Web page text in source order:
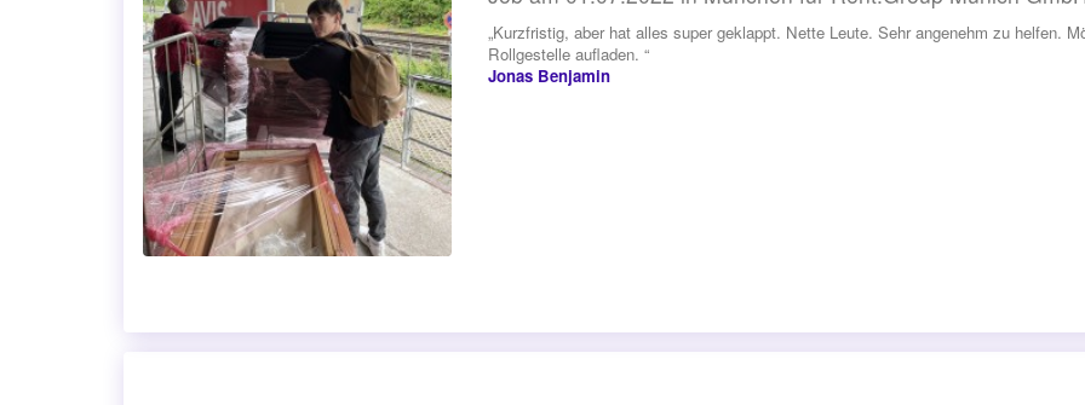
„Kurzfristig, aber hat alles super geklappt. Nette Leute. Sehr angenehm zu helfen.
Rollgestelle aufladen. “
Jonas Benjamin